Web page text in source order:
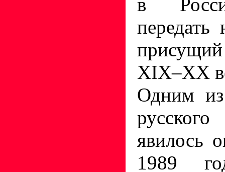
передать
XIX–XX
Одним
явилось
1989